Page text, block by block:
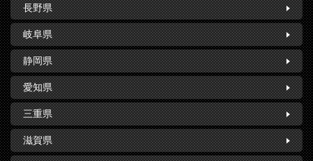
長野県
岐阜県
静岡県
愛知県
三重県
滋賀県